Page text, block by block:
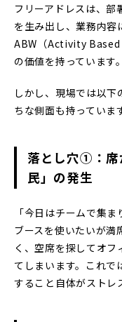
フリーアドレスは、部
を生み出し、業務内
ABW（Activity Based
の価値を持っています。
しかし、現場では以
ちな側面も持っていま
落とし穴①：席
民」の発生
「今日はチームで集
ブースを使いたいが満
く、空席を探してオ
てしまいます。これで
すること自体がストレ